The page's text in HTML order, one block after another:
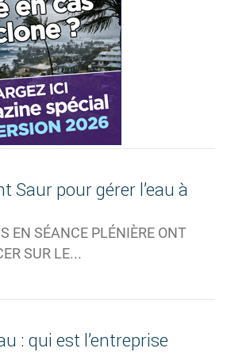
Saur pour gérer l’eau à
EN SÉANCE PLÉNIÈRE ONT
SUR LE...
: qui est l’entreprise